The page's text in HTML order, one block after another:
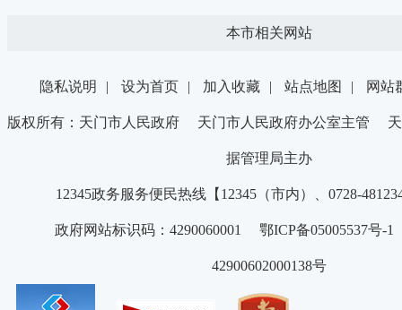
本市相关网站
隐私说明 | 设为首页 | 加入收藏 | 站点地图 | 网站
版权所有：天门市人民政府 天门市人民政府办公室主管 天
据管理局主办
12345政务服务便民热线【12345（市内）、0728-
政府网站标识码：4290060001 鄂ICP备05005537号
42900602000138号